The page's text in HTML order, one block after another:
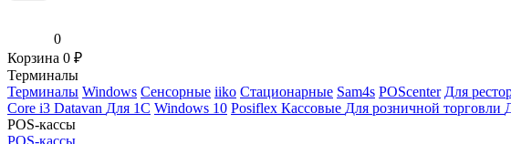
0
Корзина 0 ₽
Терминалы
Терминалы Windows Сенсорные iiko Стационарные Sam4s POScenter Для
Core i3 Datavan Для 1С Windows 10 Posiflex Кассовые Для розничной торговли
POS-кассы
POS-кассы